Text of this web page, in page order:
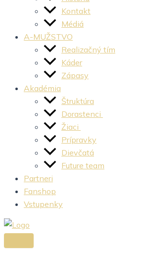
Kontakt
Médiá
A-MUŽSTVO
Realizačný tím
Káder
Zápasy
Akadémia
Štruktúra
Dorastenci
Žiaci
Prípravky
Dievčatá
Future team
Partneri
Fanshop
Vstupenky